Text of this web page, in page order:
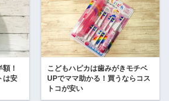
！
は安
こどもハピカは歯みがきモチベ
UPでママ助かる！買うならコス
トコが安い